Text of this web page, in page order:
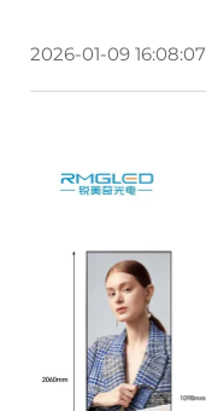
2026-01-09 16:08:07